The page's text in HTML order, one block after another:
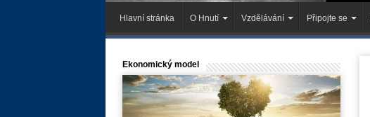
Hlavní stránka O Hnutí Vzdělávání Připojte se
Ekonomický model